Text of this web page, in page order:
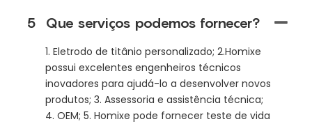
5 Que serviços podemos fornecer?
1. Eletrodo de titânio personalizado; 2.Homixe
possui excelentes engenheiros técnicos
inovadores para ajudá-lo a desenvolver novos
produtos; 3. Assessoria e assistência técnica;
4. OEM; 5. Homixe pode fornecer teste de vida